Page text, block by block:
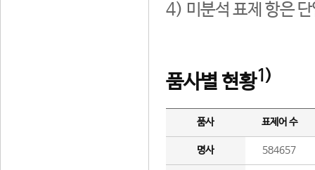
4) 미분석 표제 항은
품사별 현황1)
품사 표제어 수
명사 584657